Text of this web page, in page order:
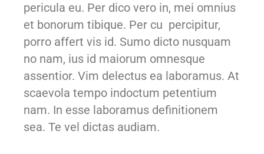
pericula eu. Per dico vero in, mei omnius
et bonorum tibique. Per cu percipitur,
porro affert vis id. Sumo dicto nusquam
no nam, ius id maiorum omnesque
assentior. Vim delectus ea laboramus. At
scaevola tempo indoctum petentium
nam. In esse laboramus definitionem
sea. Te vel dictas audiam.